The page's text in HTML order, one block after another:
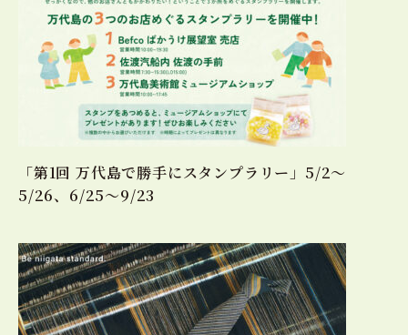
「第1回 万代島で勝手にスタンプラリー」5/2～
5/26、6/25～9/23